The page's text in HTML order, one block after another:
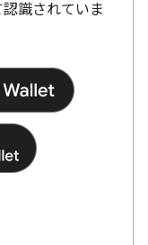
識されていま